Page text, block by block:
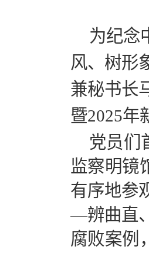
为纪念
风、树形
兼秘书长
暨2025年
党员们
监察明镜
有序地参
—辨曲直
腐败案例